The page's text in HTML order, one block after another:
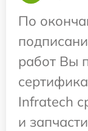
По
работ Вы
Infratech
и